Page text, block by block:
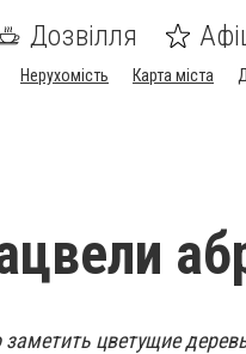
Дозвілля
Нерухомість Карта міста
цветущие